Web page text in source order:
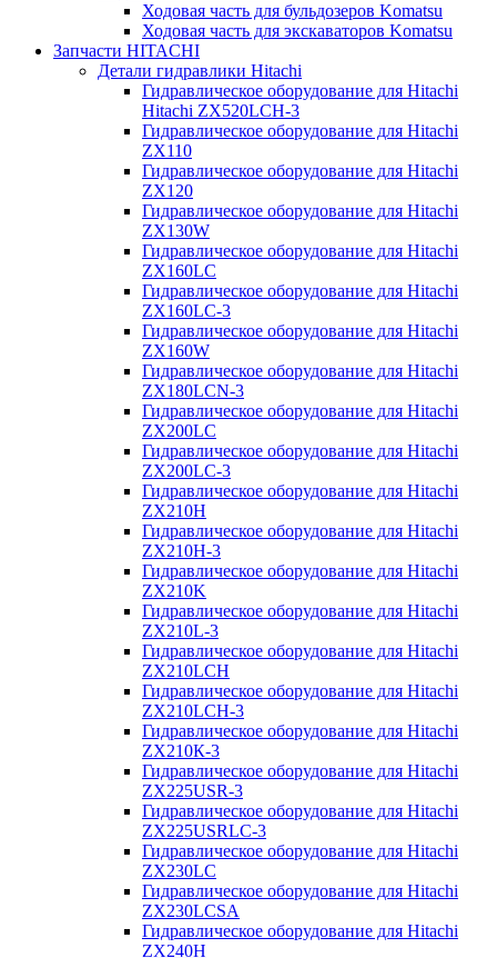
Ходовая часть для бульдозеров Komatsu
Ходовая часть для экскаваторов Komatsu
Запчасти HITACHI
Детали гидравлики Hitachi
Гидравлическое оборудование для Hitachi
Hitachi ZX520LCH-3
Гидравлическое оборудование для Hitachi
ZX110
Гидравлическое оборудование для Hitachi
ZX120
Гидравлическое оборудование для Hitachi
ZX130W
Гидравлическое оборудование для Hitachi
ZX160LC
Гидравлическое оборудование для Hitachi
ZX160LC-3
Гидравлическое оборудование для Hitachi
ZX160W
Гидравлическое оборудование для Hitachi
ZX180LCN-3
Гидравлическое оборудование для Hitachi
ZX200LC
Гидравлическое оборудование для Hitachi
ZX200LC-3
Гидравлическое оборудование для Hitachi
ZX210H
Гидравлическое оборудование для Hitachi
ZX210H-3
Гидравлическое оборудование для Hitachi
ZX210K
Гидравлическое оборудование для Hitachi
ZX210L-3
Гидравлическое оборудование для Hitachi
ZX210LCH
Гидравлическое оборудование для Hitachi
ZX210LCH-3
Гидравлическое оборудование для Hitachi
ZX210К-3
Гидравлическое оборудование для Hitachi
ZX225USR-3
Гидравлическое оборудование для Hitachi
ZX225USRLC-3
Гидравлическое оборудование для Hitachi
ZX230LC
Гидравлическое оборудование для Hitachi
ZX230LCSA
Гидравлическое оборудование для Hitachi
ZX240H